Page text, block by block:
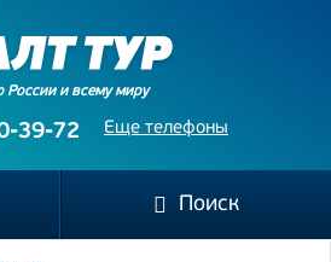
России и всему миру
Еще телефоны
39-72
Поиск